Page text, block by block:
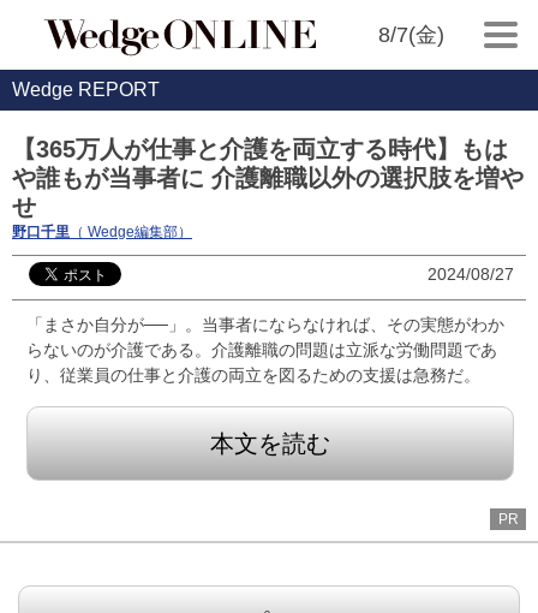
8/7(金)
Wedge REPORT
【365万人が仕事と介護を両立する時代】もは
や誰もが当事者に 介護離職以外の選択肢を増や
せ
野口千里 （ Wedge編集部）
2024/08/27
「まさか自分が──」。当事者にならなければ、その実態がわか
らないのが介護である。介護離職の問題は立派な労働問題であ
り、従業員の仕事と介護の両立を図るための支援は急務だ。
本文を読む
PR